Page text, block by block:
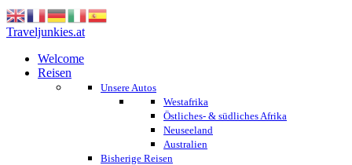
Traveljunkies.at
Welcome
Reisen
Unsere Autos
Westafrika
Östliches- & südliches Afrika
Neuseeland
Australien
Bisherige Reisen